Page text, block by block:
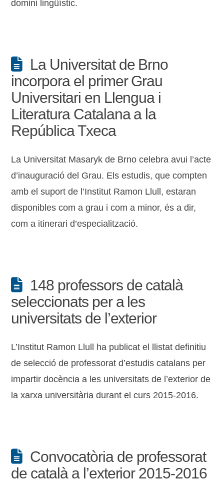
domini lingüístic.
La Universitat de Brno
incorpora el primer Grau
Universitari en Llengua i
Literatura Catalana a la
República Txeca
La Universitat Masaryk de Brno celebra avui l’acte
d’inauguració del Grau. Els estudis, que compten
amb el suport de l’Institut Ramon Llull, estaran
disponibles com a grau i com a minor, és a dir,
com a itinerari d’especialització.
148 professors de català
seleccionats per a les
universitats de l’exterior
L’Institut Ramon Llull ha publicat el llistat definitiu
de selecció de professorat d’estudis catalans per
impartir docència a les universitats de l’exterior de
la xarxa universitària durant el curs 2015-2016.
Convocatòria de professorat
de català a l’exterior 2015-2016